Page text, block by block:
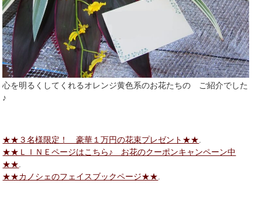
心を明るくしてくれるオレンジ黄色系のお花たちの ご紹介でした
♪
★★３名様限定！ 豪華１万円の花束プレゼント★★
★★ＬＩＮＥページはこちら♪ お花のクーポンキャンペーン中
★★
★★カノシェのフェイスブックページ★★